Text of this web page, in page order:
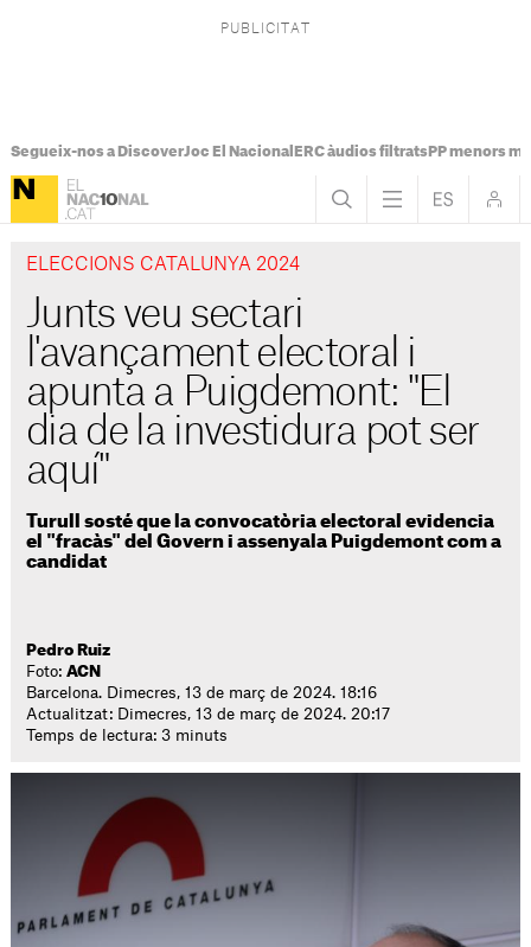
Segueix-nos a DiscoverJoc El Nacional ERC àudios filtratsPP menors
ELECCIONS CATALUNYA 2024
Junts veu sectari
l'avançament electoral i
apunta a Puigdemont: "El
dia de la investidura pot ser
aquí"
Turull sosté que la convocatòria electoral evidencia
el "fracàs" del Govern i assenyala Puigdemont com a
candidat
Pedro Ruiz
Foto:ACN
Barcelona. Dimecres, 13 de març de 2024. 18:16
Actualitzat: Dimecres, 13 de març de 2024. 20:17
Temps de lectura: 3 minuts